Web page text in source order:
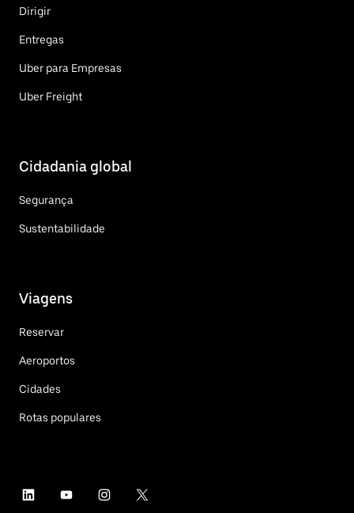
Dirigir
Entregas
Uber para Empresas
Uber Freight
Cidadania global
Segurança
Sustentabilidade
Viagens
Reservar
Aeroportos
Cidades
Rotas populares